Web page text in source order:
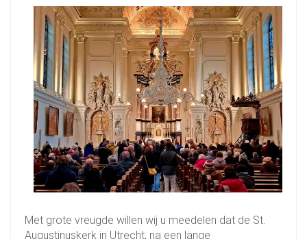
Met grote vreugde willen wij u meedelen dat de St.
Augustinuskerk in Utrecht, na een lange